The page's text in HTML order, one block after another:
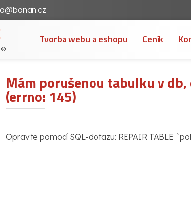
Tvorba webu a eshopu Ceník
Mám porušenou tabulku v
(errno: 145)
Opravte pomocí SQL-dotazu: REPAIR TABLE